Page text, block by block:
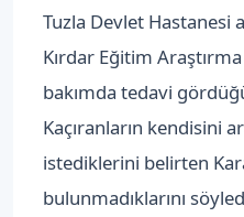
Tuzla Devlet Hastanesi
Kırdar Eğitim
bakımda tedavi
Kaçıranların kendisini
istediklerini belirten
bulunmadıklarını